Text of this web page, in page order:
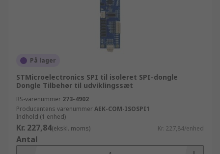
På lager
STMicroelectronics SPI til isoleret SPI-dongle
Dongle Tilbehør til udviklingssæt
RS-varenummer 273-4902
Producentens varenummerAEK-COM-ISOSPI1
Indhold (1 enhed)
Kr. 227,84(ekskl. moms) Kr. 227,84/enhed
Antal